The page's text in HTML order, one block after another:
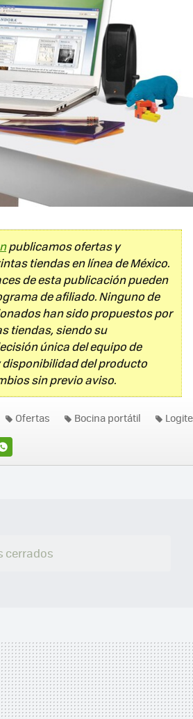
publicamos ofertas y
tiendas en línea de México.
de esta publicación pueden
de afiliado. Ninguno de
han sido propuestos por
tiendas, siendo su
única del equipo de
disponibilidad del producto
sin previo aviso.
Ofertas Bocina portátil
cerrados